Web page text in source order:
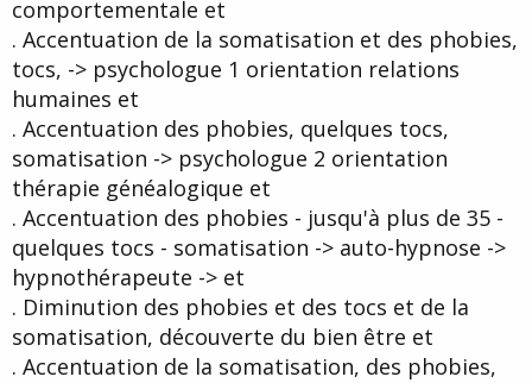
comportementale et
. Accentuation de la somatisation et des phobies,
tocs, -> psychologue 1 orientation relations
humaines et
. Accentuation des phobies, quelques tocs,
somatisation -> psychologue 2 orientation
thérapie généalogique et
. Accentuation des phobies - jusqu'à plus de 35 -
quelques tocs - somatisation -> auto-hypnose ->
hypnothérapeute -> et
. Diminution des phobies et des tocs et de la
somatisation, découverte du bien être et
. Accentuation de la somatisation, des phobies,